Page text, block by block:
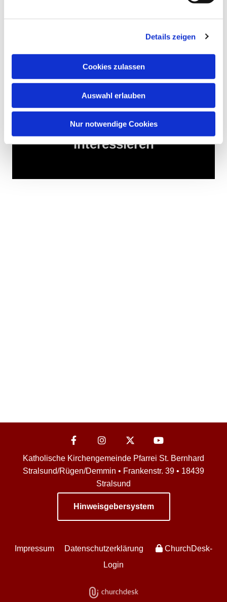
Details zeigen
Cookies zulassen
Auswahl erlauben
Nur notwendige Cookies
Jungen und Mädchen, die ihre Zeit gespendet
haben. Es hat Freude gemacht mit ihnen unterwegs
Dies könnte Sie auch
interessieren
Katholische Kirchengemeinde Pfarrei St. Bernhard
Stralsund/Rügen/Demmin • Frankenstr. 39 • 18439
Stralsund
Hinweisgebersystem
Impressum Datenschutzerklärung
ChurchDesk-
Login